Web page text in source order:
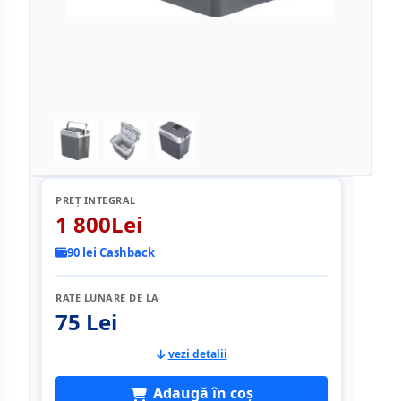
PREȚ INTEGRAL
1 800Lei
90 lei Cashback
RATE LUNARE DE LA
75 Lei
vezi detalii
Adaugă în coș